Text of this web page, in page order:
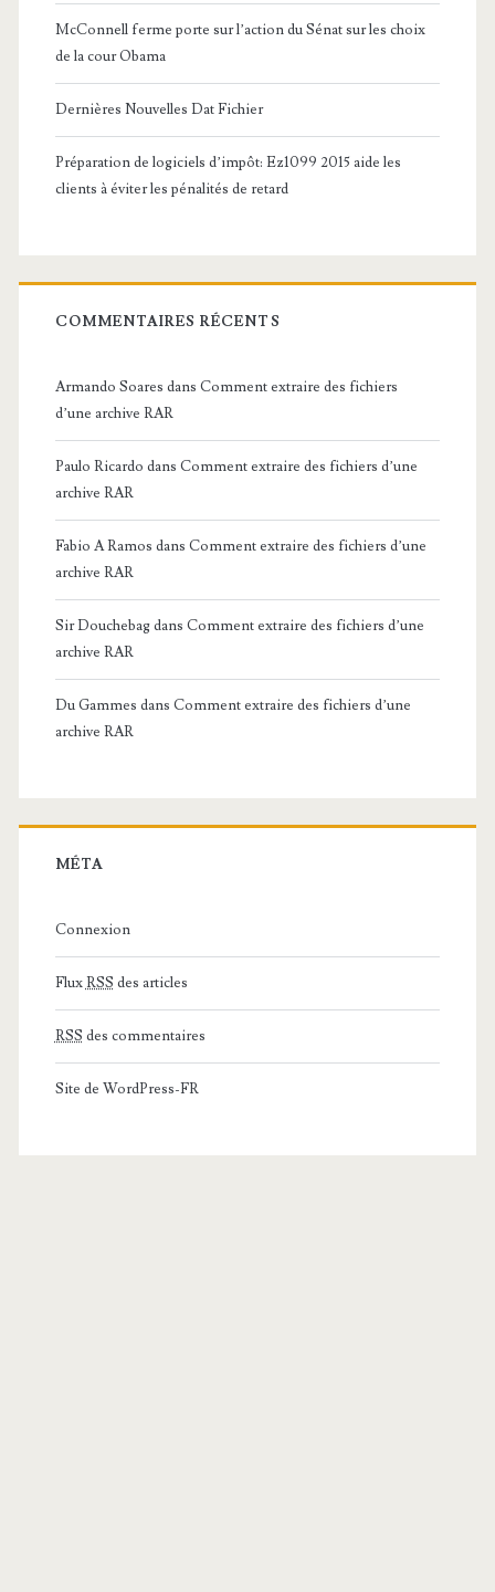
McConnell ferme porte sur l’action du Sénat sur les choix
de la cour Obama
Dernières Nouvelles Dat Fichier
Préparation de logiciels d’impôt: Ez1099 2015 aide les
clients à éviter les pénalités de retard
COMMENTAIRES RÉCENTS
Armando Soares dans Comment extraire des fichiers
d’une archive RAR
Paulo Ricardo dans Comment extraire des fichiers d’une
archive RAR
Fabio A Ramos dans Comment extraire des fichiers d’une
archive RAR
Sir Douchebagdans Comment extraire des fichiers d’une
archive RAR
Du Gammes dans Comment extraire des fichiers d’une
archive RAR
MÉTA
Connexion
FluxRSS des articles
RSS des commentaires
Site de WordPress-FR